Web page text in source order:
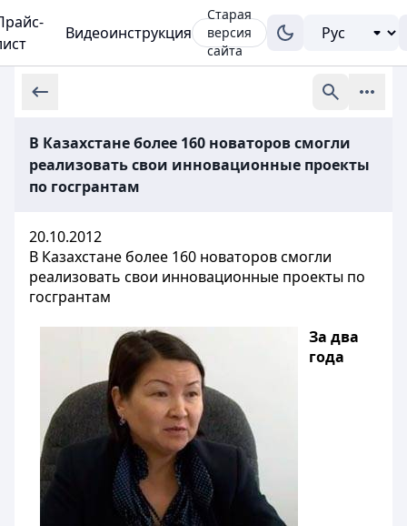
Видеоинструкция
Старая
версия
сайта
В Казахстане более 160 новаторов смогли
реализовать свои инновационные проекты
по госгрантам
20.10.2012
В Казахстане более 160 новаторов смогли
реализовать свои инновационные проекты по
госгрантам
За два
года